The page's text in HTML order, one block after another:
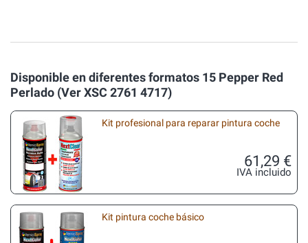
Disponible en diferentes formatos 15 Pepper Red
Perlado (Ver XSC 2761 4717)
Kit profesional para reparar pintura coche
61,29 €
IVA incluido
Kit pintura coche básico